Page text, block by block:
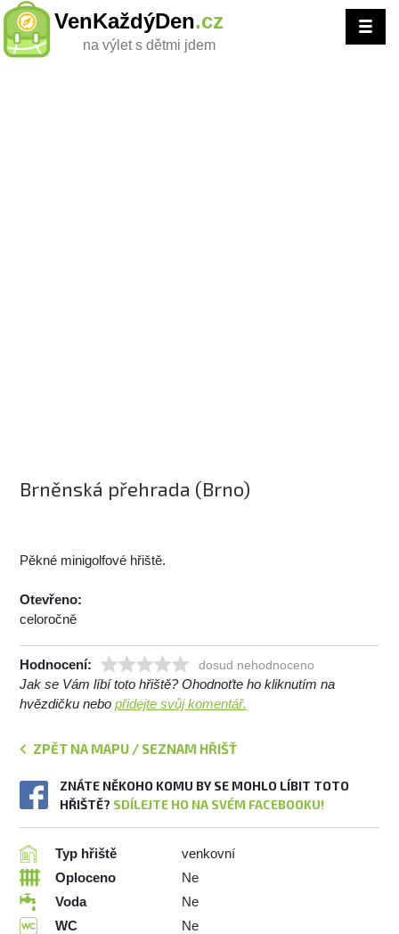
VenKaždýDen.cz
na výlet s dětmi jdem
Brněnská přehrada (Brno)
Pěkné minigolfové hřiště.
Otevřeno:
celoročně
Hodnocení: dosud nehodnoceno
Jak se Vám líbí toto hřiště? Ohodnoťte ho kliknutím na
hvězdičku nebopřidejte svůj komentář.
ZPĚT NA MAPU / SEZNAM HŘIŠŤ
ZNÁTE NĚKOHO KOMU BY SE MOHLO LÍBIT TOTO
HŘIŠTĚ? SDÍLEJTE HO NA SVÉM FACEBOOKU!
Typ hřiště
venkovní
Oploceno
Ne
Voda
Ne
WC
Ne